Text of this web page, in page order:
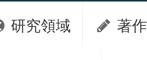
研究領域 著作